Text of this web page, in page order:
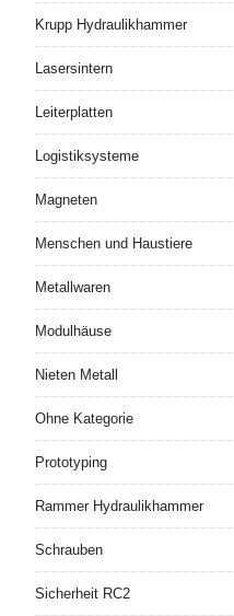
Krupp Hydraulikhammer
Lasersintern
Leiterplatten
Logistiksysteme
Magneten
Menschen und Haustiere
Metallwaren
Modulhäuse
Nieten Metall
Ohne Kategorie
Prototyping
Rammer Hydraulikhammer
Schrauben
Sicherheit RC2